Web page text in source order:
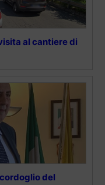
al cantiere di
del